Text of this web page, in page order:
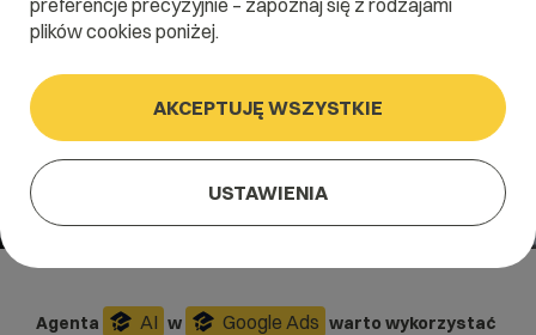
Agenta AI w Google Ads warto wykorzystać
preferencje precyzyjnie – zapoznaj się z rodzajami
plików cookies poniżej.
AKCEPTUJĘ WSZYSTKIE
USTAWIENIA